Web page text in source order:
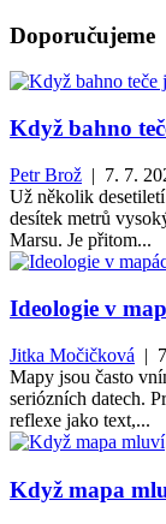
Doporučujeme
Když bahno
Petr Brož | 7. 7.
Už několik
desítek metrů
Marsu. Je přitom...
Ideologie v
Jitka Močičková |
Mapy jsou často
seriózních datech.
reflexe jako text,...
Když mapa